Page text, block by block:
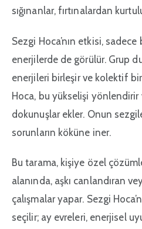
sığınanlar, fırtınalardan
Sezgi Hoca’nın etkisi,
enerjilerde de görülür. Grup
enerjileri birleşir ve kolektif
Hoca, bu yükselişi
dokunuşlar ekler. Onun
sorunların köküne iner.
Bu tarama, kişiye özel
alanında, aşkı canlandıran
çalışmalar yapar. Sezgi
seçilir; ay evreleri, enerjisel